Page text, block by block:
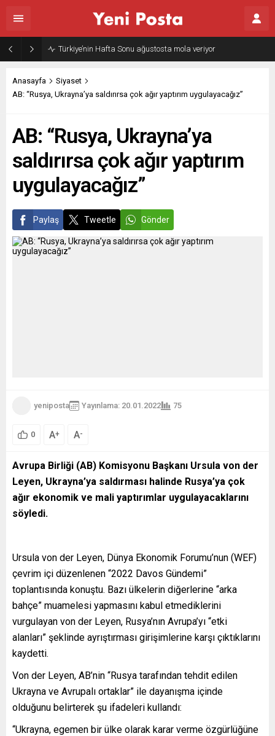
Türkiye’nin Hafta Sonu ağustosta mola veriyor
Anasayfa
Siyaset
AB: “Rusya, Ukrayna’ya saldırırsa çok ağır yaptırım uygulayacağız”
AB: “Rusya, Ukrayna’ya
saldırırsa çok ağır yaptırım
uygulayacağız”
Paylaş Tweetle Gönder
yeniposta Yayınlama: 20.01.2022 75
0 A+ A-
Avrupa Birliği (AB) Komisyonu Başkanı Ursula von der
Leyen, Ukrayna’ya saldırması halinde Rusya’ya çok
ağır ekonomik ve mali yaptırımlar uygulayacaklarını
söyledi.
Ursula von der Leyen, Dünya Ekonomik Forumu’nun (WEF)
çevrim içi düzenlenen “2022 Davos Gündemi”
toplantısında konuştu. Bazı ülkelerin diğerlerine “arka
bahçe” muamelesi yapmasını kabul etmediklerini
vurgulayan von der Leyen, Rusya’nın Avrupa’yı “etki
alanları” şeklinde ayrıştırması girişimlerine karşı çıktıklarını
kaydetti.
Von der Leyen, AB’nin “Rusya tarafından tehdit edilen
Ukrayna ve Avrupalı ortaklar” ile dayanışma içinde
olduğunu belirterek şu ifadeleri kullandı:
“Ukrayna, egemen bir ülke olarak karar verme özgürlüğüne